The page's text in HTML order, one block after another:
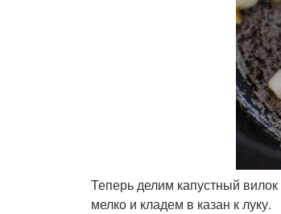
Теперь делим капустный
мелко и кладем в казан к луку.